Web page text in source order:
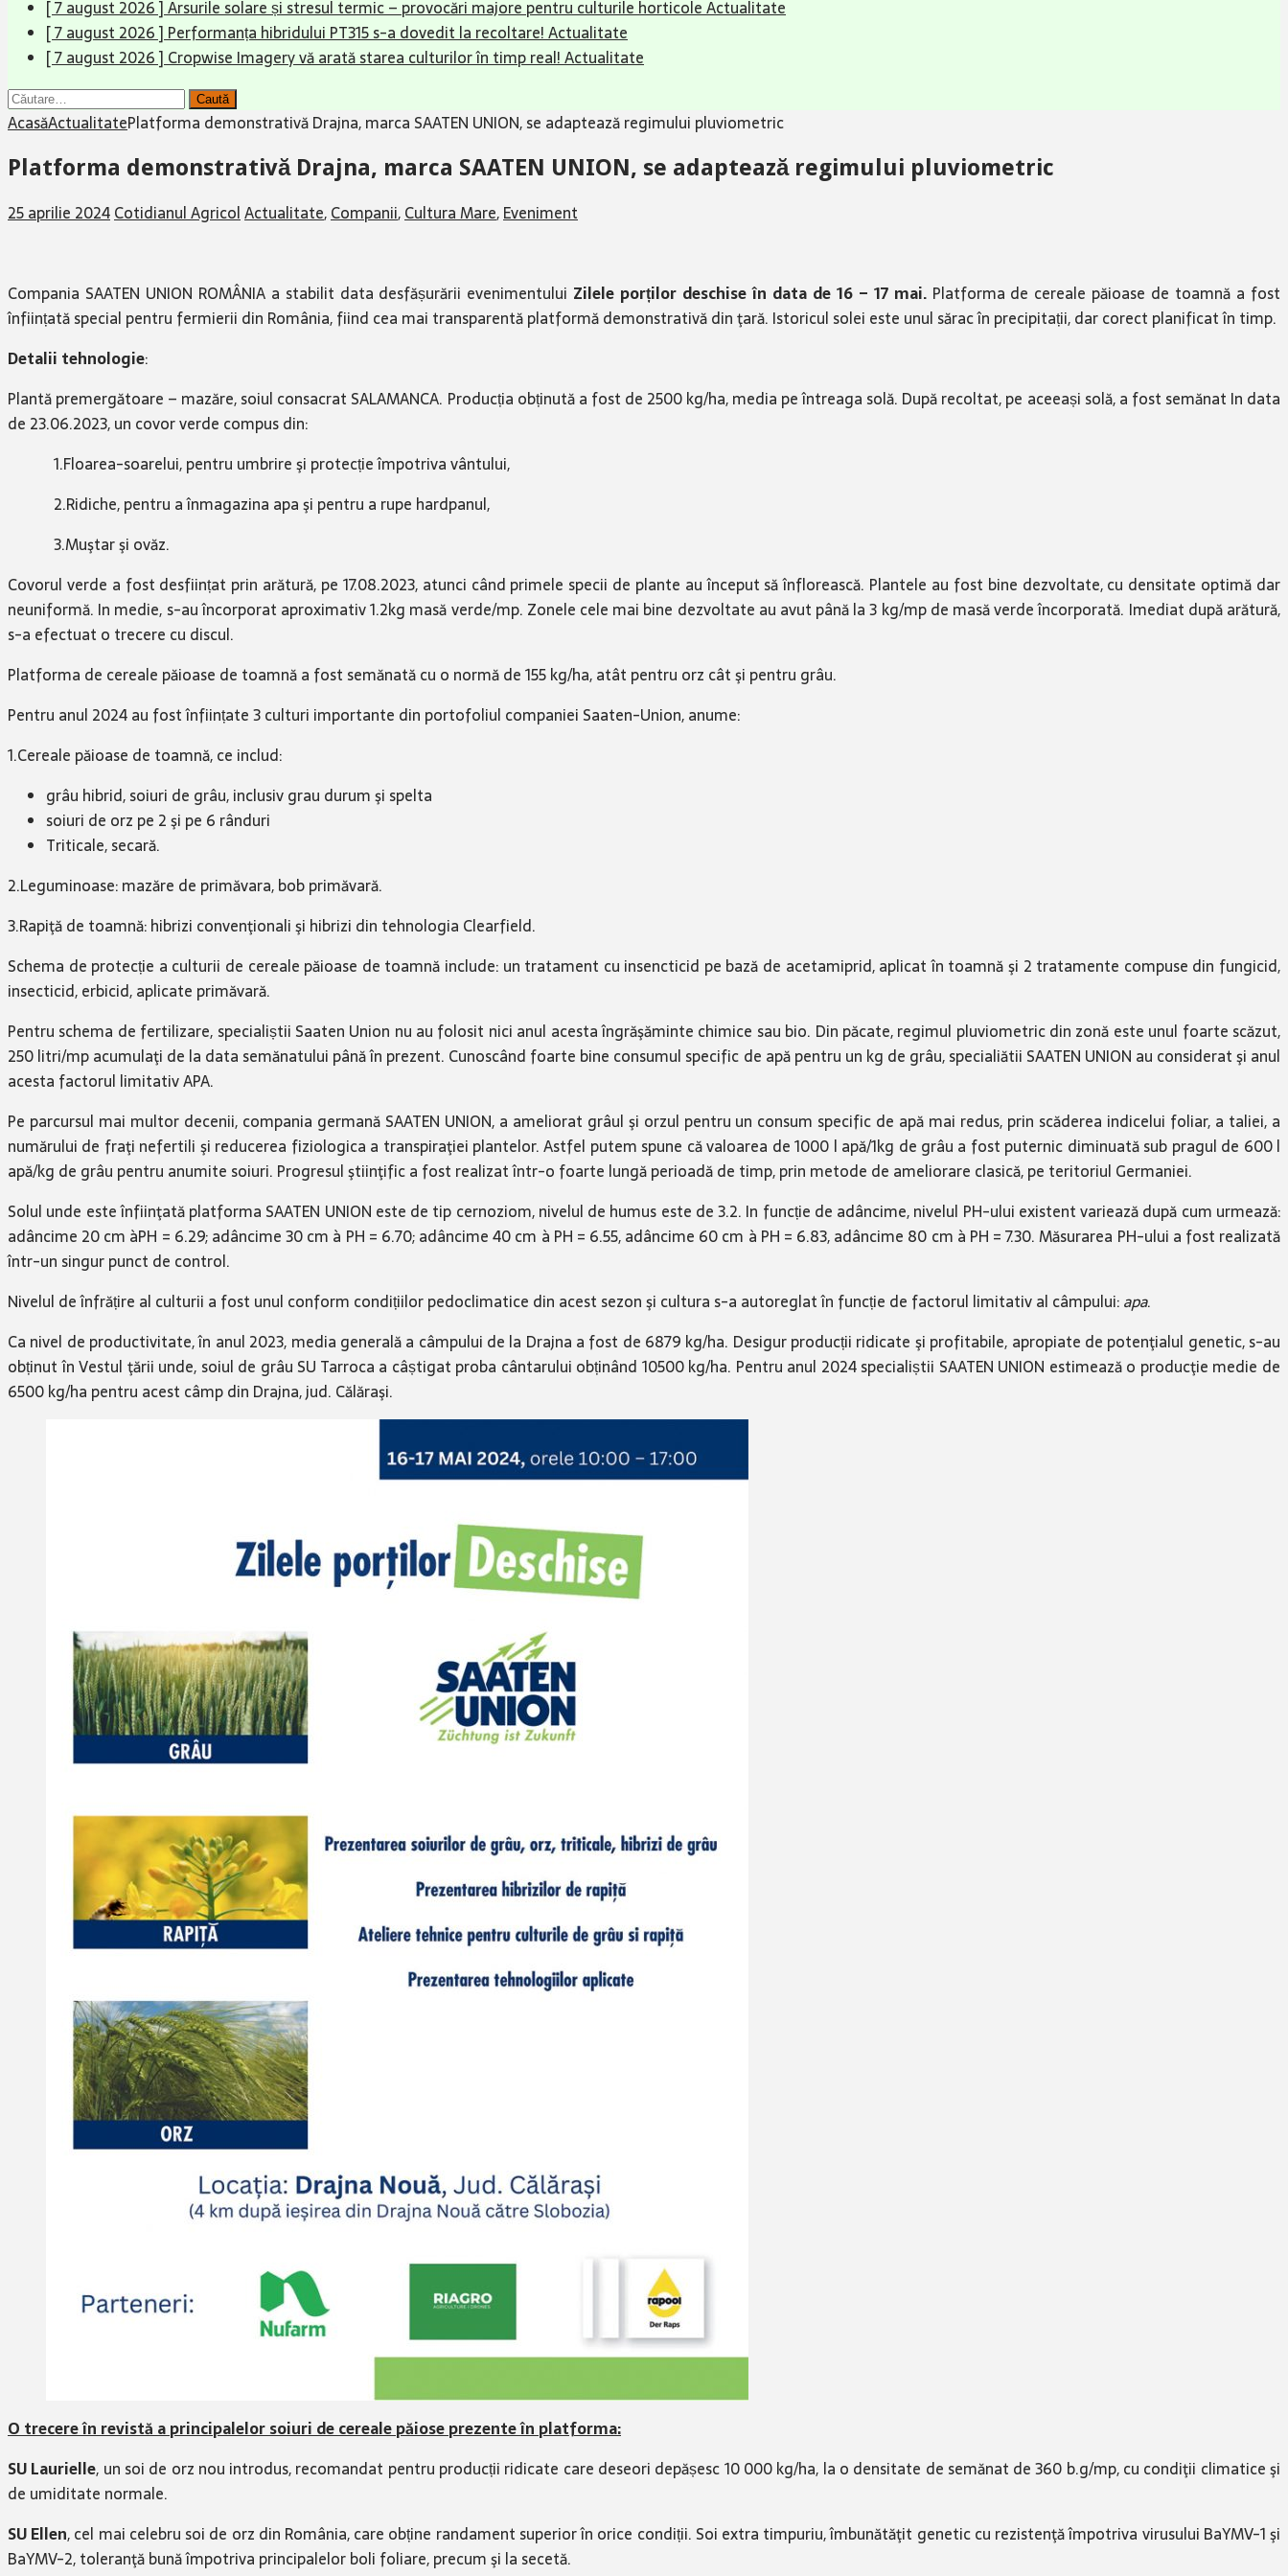
[ 7 august 2026 ]Arsurile solare și stresul termic – provocări majore pentru culturile horticoleActualitate
[ 7 august 2026 ]Performanța hibridului PT315 s-a dovedit la recoltare!Actualitate
[ 7 august 2026 ]Cropwise Imagery vă arată starea culturilor în timp real!Actualitate
Caută
după:
AcasăActualitatePlatforma demonstrativă Drajna, marca SAATEN UNION, se adaptează regimului pluviometric
Platforma demonstrativă Drajna, marca SAATEN UNION, se adaptează regimului pluviometric
25 aprilie 2024Cotidianul AgricolActualitate,Companii,Cultura Mare,Eveniment
Compania SAATEN UNION ROMÂNIA a stabilit data desfășurării evenimentului Zilele porților deschise în data de 16 – 17 mai.Platforma de cereale păioase de toamnă a fost
înființată special pentru fermierii din România, fiind cea mai transparentă platformă demonstrativă din ţară. Istoricul solei este unul sărac în precipitații, dar corect planificat în timp.
Detalii tehnologie:
Plantă premergătoare – mazăre, soiul consacrat SALAMANCA. Producția obținută a fost de 2500 kg/ha, media pe întreaga solă. După recoltat, pe aceeași solă, a fost semănat In data
de 23.06.2023, un covor verde compus din:
1.Floarea-soarelui, pentru umbrire şi protecție împotriva vântului,
2.Ridiche, pentru a înmagazina apa şi pentru a rupe hardpanul,
3.Muştar şi ovăz.
Covorul verde a fost desființat prin arătură, pe 17.08.2023, atunci când primele specii de plante au început să înflorească. Plantele au fost bine dezvoltate, cu densitate optimă dar
neuniformă. In medie, s-au încorporat aproximativ 1.2kg masă verde/mp. Zonele cele mai bine dezvoltate au avut până la 3 kg/mp de masă verde încorporată. Imediat după arătură,
s-a efectuat o trecere cu discul.
Platforma de cereale păioase de toamnă a fost semănată cu o normă de 155 kg/ha, atât pentru orz cât şi pentru grâu.
Pentru anul 2024 au fost înființate 3 culturi importante din portofoliul companiei Saaten-Union, anume:
1.Cereale păioase de toamnă, ce includ:
grâu hibrid, soiuri de grâu, inclusiv grau durum şi spelta
soiuri de orz pe 2 şi pe 6 rânduri
Triticale, secară.
2.Leguminoase: mazăre de primăvara, bob primăvară.
3.Rapiţă de toamnă: hibrizi convenţionali şi hibrizi din tehnologia Clearfield.
Schema de protecție a culturii de cereale păioase de toamnă include: un tratament cu insencticid pe bază de acetamiprid, aplicat în toamnă şi 2 tratamente compuse din fungicid,
insecticid, erbicid, aplicate primăvară.
Pentru schema de fertilizare, specialiștii Saaten Union nu au folosit nici anul acesta îngrăşăminte chimice sau bio. Din păcate, regimul pluviometric din zonă este unul foarte scăzut,
250 litri/mp acumulaţi de la data semănatului până în prezent. Cunoscând foarte bine consumul specific de apă pentru un kg de grâu, specialiătii SAATEN UNION au considerat şi anul
acesta factorul limitativ APA.
Pe parcursul mai multor decenii, compania germană SAATEN UNION, a ameliorat grâul şi orzul pentru un consum specific de apă mai redus, prin scăderea indicelui foliar, a taliei, a
numărului de fraţi nefertili şi reducerea fiziologica a transpiraţiei plantelor. Astfel putem spune că valoarea de 1000 l apă/1kg de grâu a fost puternic diminuată sub pragul de 600 l
apă/kg de grâu pentru anumite soiuri. Progresul ştiinţific a fost realizat într-o foarte lungă perioadă de timp, prin metode de ameliorare clasică, pe teritoriul Germaniei.
Solul unde este înfiinţată platforma SAATEN UNION este de tip cernoziom, nivelul de humus este de 3.2. In funcție de adâncime, nivelul PH-ului existent variează după cum urmează:
adâncime 20 cm àPH = 6.29; adâncime 30 cm à PH = 6.70; adâncime 40 cm à PH = 6.55, adâncime 60 cm à PH = 6.83, adâncime 80 cm à PH = 7.30. Măsurarea PH-ului a fost realizată
într-un singur punct de control.
Nivelul de înfrățire al culturii a fost unul conform condițiilor pedoclimatice din acest sezon şi cultura s-a autoreglat în funcție de factorul limitativ al câmpului:apa.
Ca nivel de productivitate, în anul 2023, media generală a câmpului de la Drajna a fost de 6879 kg/ha. Desigur producții ridicate şi profitabile, apropiate de potenţialul genetic, s-au
obținut în Vestul ţării unde, soiul de grâu SU Tarroca a câștigat proba cântarului obținând 10500 kg/ha. Pentru anul 2024 specialiștii SAATEN UNION estimează o producţie medie de
6500 kg/ha pentru acest câmp din Drajna, jud. Călăraşi.
O trecere în revistă a principalelor soiuri de cereale păiose prezente în platforma:
SU Laurielle, un soi de orz nou introdus, recomandat pentru producții ridicate care deseori depășesc 10 000 kg/ha, la o densitate de semănat de 360 b.g/mp, cu condiţii climatice şi
de umiditate normale.
SU Ellen, cel mai celebru soi de orz din România, care obține randament superior în orice condiții. Soi extra timpuriu, îmbunătăţit genetic cu rezistenţă împotriva virusului BaYMV-1 şi
BaYMV-2, toleranţă bună împotriva principalelor boli foliare, precum şi la secetă.